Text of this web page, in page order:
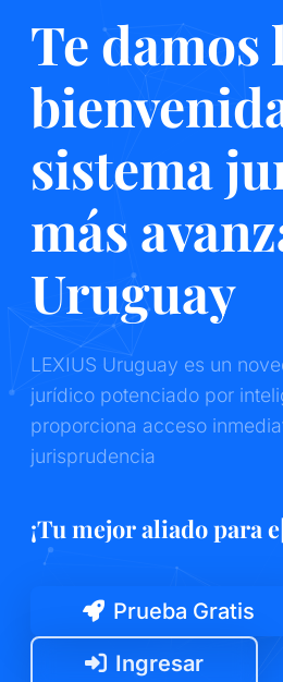
Te damos
sistema
más
Uruguay
LEXIUS Uruguay es un
jurídico potenciado por
proporciona acceso
jurisprudencia
¡Tec|
Prueba Gratis
Ingresar